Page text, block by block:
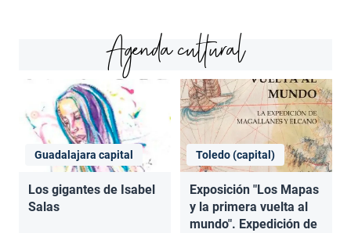
Agenda cultural
Guadalajara capital
Los gigantes de Isabel
Salas
Toledo (capital)
Exposición "Los Mapas
y la primera vuelta al
mundo". Expedición de